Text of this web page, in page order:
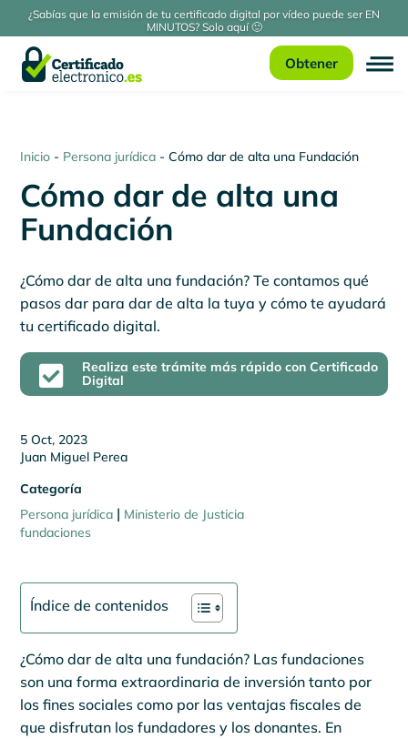
¿Sabías que la emisión de tu certificado digital por vídeo puede ser EN
MINUTOS? Solo aquí 🙂
Obtener
Inicio - Persona jurídica -Cómo dar de alta una Fundación
Cómo dar de alta una
Fundación
¿Cómo dar de alta una fundación? Te contamos qué
pasos dar para dar de alta la tuya y cómo te ayudará
tu certificado digital.

Realiza este trámite más rápido con Certificado
Digital
5 Oct, 2023
Juan Miguel Perea
Categoría
Persona jurídica | Ministerio de Justicia
fundaciones
Índice de contenidos
¿Cómo dar de alta una fundación? Las fundaciones
son una forma extraordinaria de inversión tanto por
los fines sociales como por las ventajas fiscales de
que disfrutan los fundadores y los donantes. En